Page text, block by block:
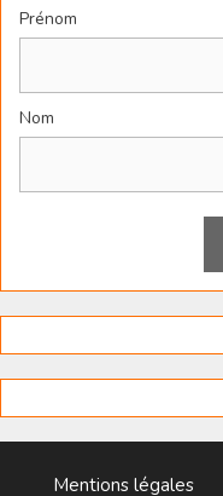
Prénom
Nom
Mentions légales